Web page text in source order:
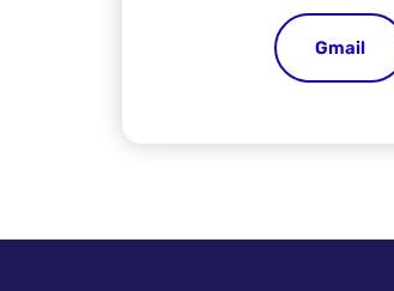
Gmail